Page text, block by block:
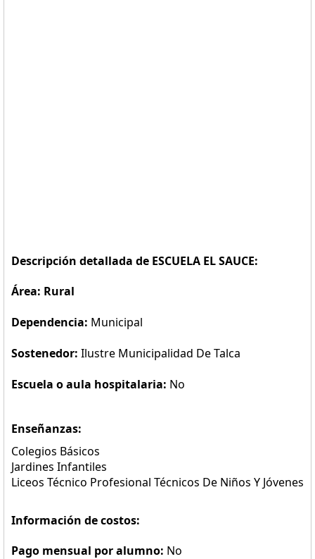
Descripción detallada de ESCUELA EL SAUCE:
Área: Rural
Dependencia: Municipal
Sostenedor: Ilustre Municipalidad De Talca
Escuela o aula hospitalaria: No
Enseñanzas:
Colegios Básicos
Jardines Infantiles
Liceos Técnico Profesional Técnicos De Niños Y Jóvenes
Información de costos:
Pago mensual por alumno: No